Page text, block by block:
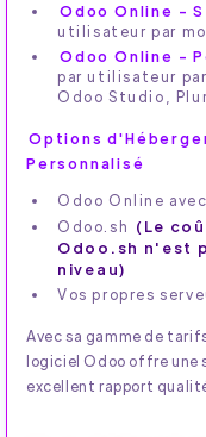
Odoo Online -
utilisateur par
Odoo Online -
par utilisateur
Odoo Studio,
Options
Personnalisé
Odoo Online
Odoo.sh (Le
Odoo.sh n'est
niveau)
Vos propres
Avec sa gamme de
logiciel Odoo offre une
excellent rapport